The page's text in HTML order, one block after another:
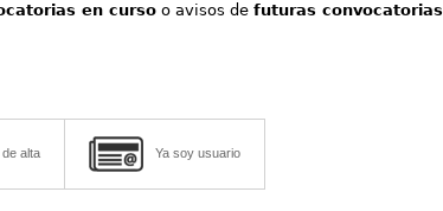
en curso o avisos defuturas convocatorias
alta Ya soy usuario